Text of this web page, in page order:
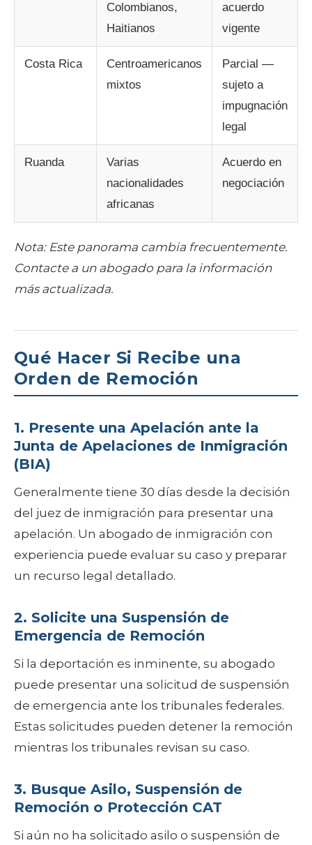
Colombianos,
Haitianos
acuerdo
vigente
Costa Rica
Centroamericanos
mixtos
Parcial —
sujeto a
impugnación
legal
Ruanda
Varias
nacionalidades
africanas
Acuerdo en
negociación
Nota: Este panorama cambia frecuentemente.
Contacte a un abogado para la información
más actualizada.
Qué Hacer Si Recibe una
Orden de Remoción
1. Presente una Apelación ante la
Junta de Apelaciones de Inmigración
(BIA)
Generalmente tiene 30 días desde la decisión
del juez de inmigración para presentar una
apelación. Un abogado de inmigración con
experiencia puede evaluar su caso y preparar
un recurso legal detallado.
2. Solicite una Suspensión de
Emergencia de Remoción
Si la deportación es inminente, su abogado
puede presentar una solicitud de suspensión
de emergencia ante los tribunales federales.
Estas solicitudes pueden detener la remoción
mientras los tribunales revisan su caso.
3. Busque Asilo, Suspensión de
Remoción o Protección CAT
Si aún no ha solicitado asilo o suspensión de